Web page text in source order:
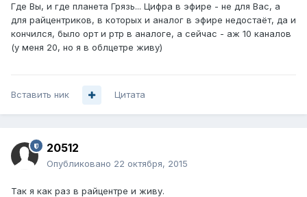
Где Вы, и где планета Грязь... Цифра в эфире - не для Вас, а
для райцентриков, в которых и аналог в эфире недостаёт, да и
кончился, было орт и ртр в аналоге, а сейчас - аж 10 каналов
(у меня 20, но я в облцетре живу)
Вставить ник Цитата
20512
Опубликовано 22 октября, 2015
Так я как раз в райцентре и живу.